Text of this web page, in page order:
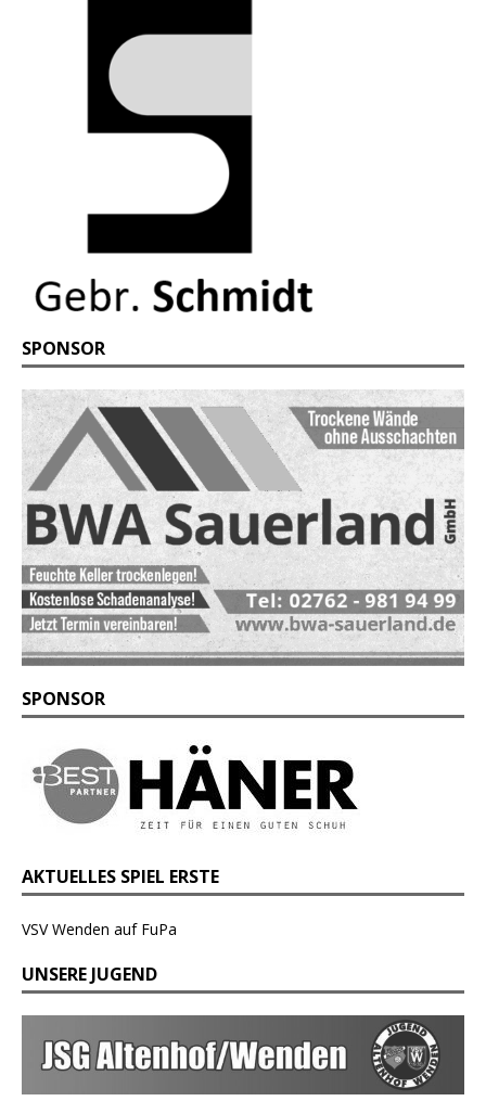
SPONSOR
SPONSOR
AKTUELLES SPIEL ERSTE
VSV Wenden auf FuPa
UNSERE JUGEND